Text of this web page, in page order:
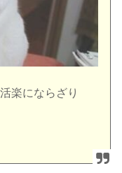
楽にならざり